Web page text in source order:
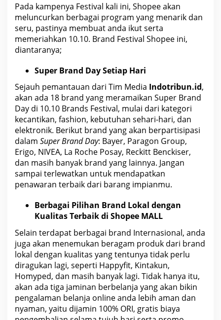
Pada kampenya Festival kali ini, Shopee akan
meluncurkan berbagai program yang menarik dan
seru, pastinya membuat anda ikut serta
memeriahkan 10.10. Brand Festival Shopee ini,
diantaranya;
Super Brand Day Setiap Hari
Sejauh pemantauan dari Tim Media Indotribun.id,
akan ada 18 brand yang meramaikan Super Brand
Day di 10.10 Brands Festival, mulai dari kategori
kecantikan, fashion, kebutuhan sehari-hari, dan
elektronik. Berikut brand yang akan berpartisipasi
dalam Super Brand Day: Bayer, Paragon Group,
Erigo, NIVEA, La Roche Posay, Reckitt Benckiser,
dan masih banyak brand yang lainnya. Jangan
sampai terlewatkan untuk mendapatkan
penawaran terbaik dari barang impianmu.
Berbagai Pilihan Brand Lokal dengan
Kualitas Terbaik di Shopee MALL
Selain terdapat berbagai brand Internasional, anda
juga akan menemukan beragam produk dari brand
lokal dengan kualitas yang tentunya tidak perlu
diragukan lagi, seperti Happyfit, Kintakun,
Homyped, dan masih banyak lagi. Tidak hanya itu,
akan ada tiga jaminan berbelanja yang akan bikin
pengalaman belanja online anda lebih aman dan
nyaman, yaitu dijamin 100% ORI, gratis biaya